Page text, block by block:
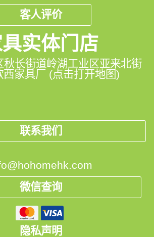
客人评价
实体门店
秋长街道岭湖工业区亚来北街
西家具厂 (点击打开地图)
联系我们
微信查询
隐私声明